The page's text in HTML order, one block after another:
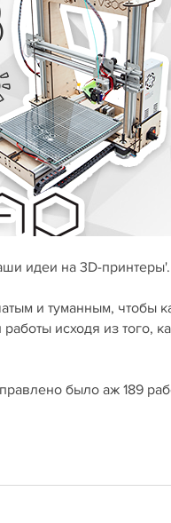
идеи на 3D-принтеры'.
и туманным, чтобы
исходя из того,
было аж 189